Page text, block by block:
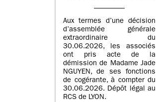
Aux termes d’une décision
d’assemblée générale
extraordinaire du
30.06.2026, les associés
ont pris acte de la
démission de Madame Jade
NGUYEN, de ses fonctions
de cogérante, à compter du
30.06.2026. Dépôt légal au
RCS de LYON.